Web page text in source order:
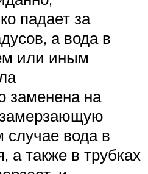
падает за
а вода в
или иным
заменена на
случае вода в
а также в трубках